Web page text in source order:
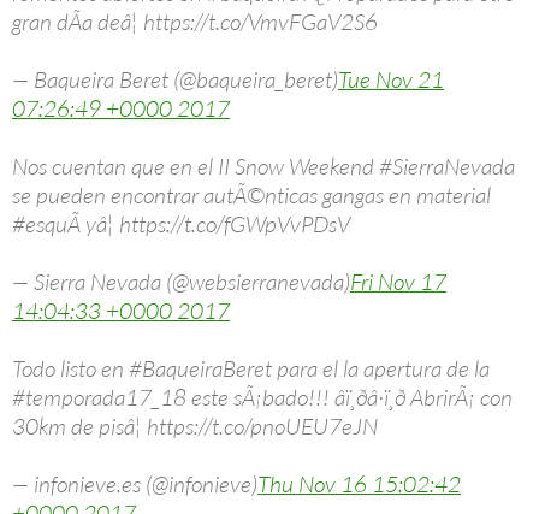
gran dÃ­a deâ¦ https://t.co/VmvFGaV2S6
— Baqueira Beret (@baqueira_beret)Tue Nov 21
07:26:49 +0000 2017
Nos cuentan que en el II Snow Weekend #SierraNevada
se pueden encontrar autÃ©nticas gangas en material
#esquÃ­ yâ¦ https://t.co/fGWpVvPDsV
— Sierra Nevada (@websierranevada)Fri Nov 17
14:04:33 +0000 2017
Todo listo en #BaqueiraBeret para el la apertura de la
#temporada17_18 este sÃ¡bado!!! âï¸ðâ·ï¸ð AbrirÃ¡ con
30km de pisâ¦ https://t.co/pnoUEU7eJN
— infonieve.es (@infonieve)Thu Nov 16 15:02:42